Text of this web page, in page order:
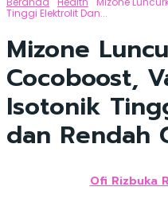
Tinggi Elektrolit Dan...
Mizone
Cocoboost,
Isotonik
dan Rendah
Ofi Rizbuka